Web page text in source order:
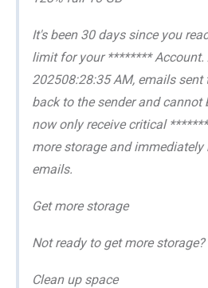
It's been 30 days since you
limit for your ******** Account.
202508:28:35 AM, emails sent
back to the sender and cannot
now only receive critical
more storage and immediately
emails.
Get more storage
Not ready to get more storage?
Clean up space